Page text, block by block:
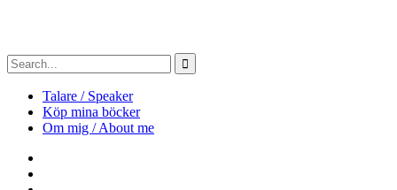
Talare / Speaker
Köp mina böcker
Om mig / About me